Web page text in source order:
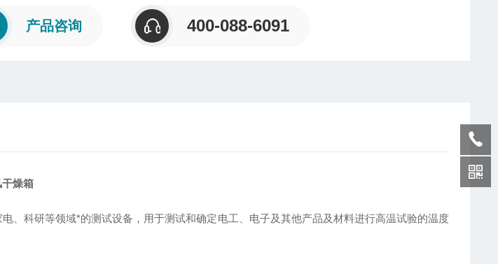
产品咨询 400-088-6091
燥箱
、科研等领域*的测试设备，用于测试和确定电工、电子及其他产品及材料进行高温试验的温度